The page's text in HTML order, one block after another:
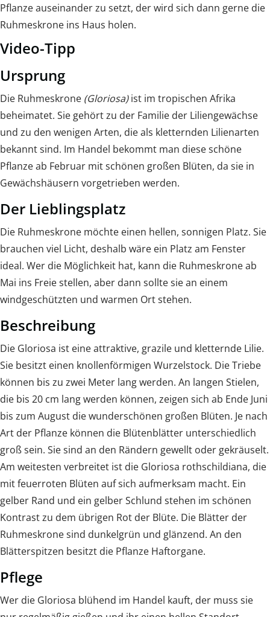
Pflanze auseinander zu setzt, der wird sich dann gerne die
Ruhmeskrone ins Haus holen.
Video-Tipp
Ursprung
Die Ruhmeskrone (Gloriosa)ist im tropischen Afrika
beheimatet. Sie gehört zu der Familie der Liliengewächse
und zu den wenigen Arten, die als kletternden Lilienarten
bekannt sind. Im Handel bekommt man diese schöne
Pflanze ab Februar mit schönen großen Blüten, da sie in
Gewächshäusern vorgetrieben werden.
Der Lieblingsplatz
Die Ruhmeskrone möchte einen hellen, sonnigen Platz. Sie
brauchen viel Licht, deshalb wäre ein Platz am Fenster
ideal. Wer die Möglichkeit hat, kann die Ruhmeskrone ab
Mai ins Freie stellen, aber dann sollte sie an einem
windgeschützten und warmen Ort stehen.
Beschreibung
Die Gloriosa ist eine attraktive, grazile und kletternde Lilie.
Sie besitzt einen knollenförmigen Wurzelstock. Die Triebe
können bis zu zwei Meter lang werden. An langen Stielen,
die bis 20 cm lang werden können, zeigen sich ab Ende Juni
bis zum August die wunderschönen großen Blüten. Je nach
Art der Pflanze können die Blütenblätter unterschiedlich
groß sein. Sie sind an den Rändern gewellt oder gekräuselt.
Am weitesten verbreitet ist die Gloriosa rothschildiana, die
mit feuerroten Blüten auf sich aufmerksam macht. Ein
gelber Rand und ein gelber Schlund stehen im schönen
Kontrast zu dem übrigen Rot der Blüte. Die Blätter der
Ruhmeskrone sind dunkelgrün und glänzend. An den
Blätterspitzen besitzt die Pflanze Haftorgane.
Pflege
Wer die Gloriosa blühend im Handel kauft, der muss sie